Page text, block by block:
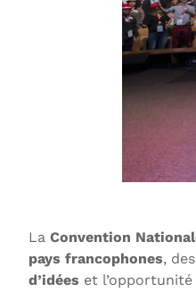
La Convention
pays francophones, des
d’idées et